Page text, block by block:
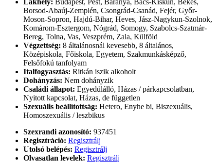
Borsod-Abaúj-Zemplén, Csongrád-Csanád, Fejér, Győr-
Moson-Sopron, Hajdú-Bihar, Heves, Jász-Nagykun-Szolnok,
Komárom-Esztergom, Nógrád, Somogy, Szabolcs-Szatmár-
Bereg, Tolna, Vas, Veszprém, Zala, Külföld
Végzettség: 8 általánosnál kevesebb, 8 általános,
Középiskola, Főiskola, Egyetem, Szakmunkásképző,
Felsőfokú tanfolyam
Italfogyasztás: Ritkán iszik alkoholt
Dohányzás: Nem dohányzik
Családi állapot: Egyedülálló, Házas / párkapcsolatban,
Nyitott kapcsolat, Házas, de független
Szexuális beállítottság: Hetero, Enyhe bi, Biszexuális,
Homoszexuális / leszbikus
Szexrandi azonosító: 937451
Regisztráció: Regisztrálj
Utolsó belépés: Regisztrálj
Olvasatlan levelek: Regisztrálj